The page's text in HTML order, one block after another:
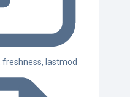
lastmod